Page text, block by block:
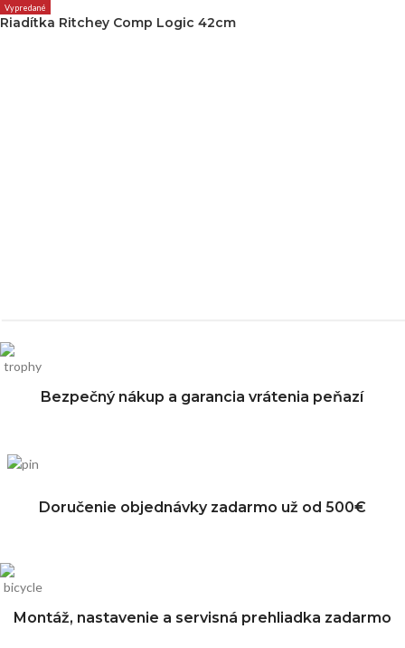
Vypredané
Riadítka Ritchey Comp Logic 42cm
Montáž, nastavenie a servisná prehliadka zadarmo
Doručenie objednávky zadarmo už od 500€
Bezpečný nákup a garancia vrátenia peňazí